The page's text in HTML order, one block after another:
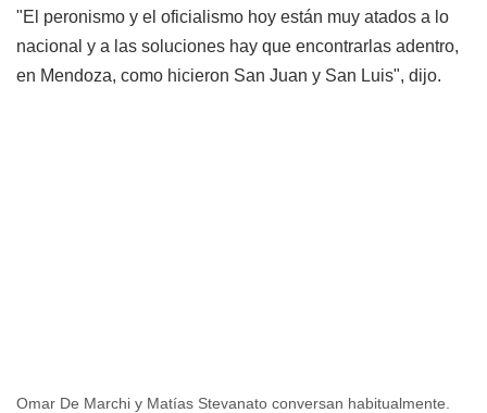
"El peronismo y el oficialismo hoy están muy atados a lo
nacional y a las soluciones hay que encontrarlas adentro,
en Mendoza, como hicieron San Juan y San Luis", dijo.
Omar De Marchi y Matías Stevanato conversan habitualmente.